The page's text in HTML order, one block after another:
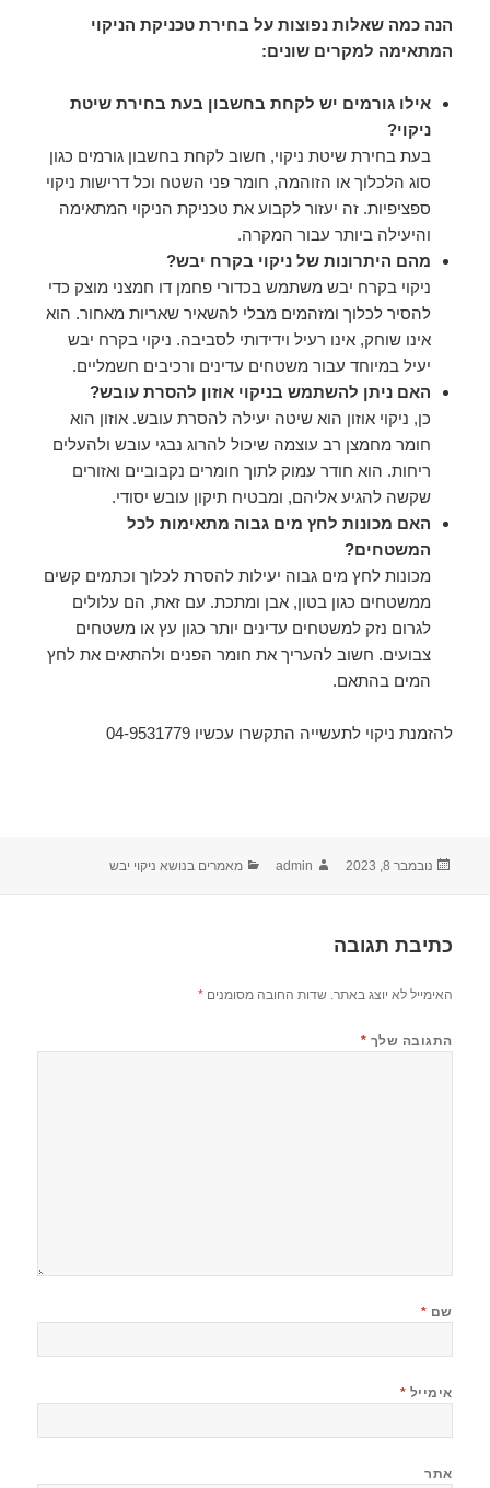
הנה כמה שאלות נפוצות על בחירת טכניקת הניקוי
המתאימה למקרים שונים:
אילו גורמים יש לקחת בחשבון בעת בחירת שיטת
ניקוי?
בעת בחירת שיטת ניקוי, חשוב לקחת בחשבון גורמים כגון
סוג הלכלוך או הזוהמה, חומר פני השטח וכל דרישות ניקוי
ספציפיות. זה יעזור לקבוע את טכניקת הניקוי המתאימה
והיעילה ביותר עבור המקרה.
מהם היתרונות של ניקוי בקרח יבש?
ניקוי בקרח יבש משתמש בכדורי פחמן דו חמצני מוצק כדי
להסיר לכלוך ומזהמים מבלי להשאיר שאריות מאחור. הוא
אינו שוחק, אינו רעיל וידידותי לסביבה. ניקוי בקרח יבש
יעיל במיוחד עבור משטחים עדינים ורכיבים חשמליים.
האם ניתן להשתמש בניקוי אוזון להסרת עובש?
כן, ניקוי אוזון הוא שיטה יעילה להסרת עובש. אוזון הוא
חומר מחמצן רב עוצמה שיכול להרוג נבגי עובש ולהעלים
ריחות. הוא חודר עמוק לתוך חומרים נקבוביים ואזורים
שקשה להגיע אליהם, ומבטיח תיקון עובש יסודי.
האם מכונות לחץ מים גבוה מתאימות לכל
המשטחים?
מכונות לחץ מים גבוה יעילות להסרת לכלוך וכתמים קשים
ממשטחים כגון בטון, אבן ומתכת. עם זאת, הם עלולים
לגרום נזק למשטחים עדינים יותר כגון עץ או משטחים
צבועים. חשוב להעריך את חומר הפנים ולהתאים את לחץ
המים בהתאם.
להזמנת ניקוי לתעשייה התקשרו עכשיו 04-9531779
פורסם
נובמבר 8, 2023 מחבר
admin קטגוריות
מאמרים בנושא ניקוי יבש
כתיבת תגובה
האימייל לא יוצג באתר. שדות החובה מסומנים*
התגובה שלך *
שם *
אימייל *
אתר